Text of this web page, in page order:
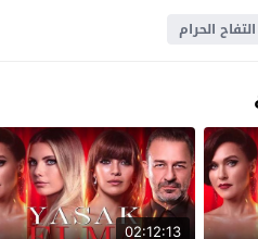
الحرام
02:12:13